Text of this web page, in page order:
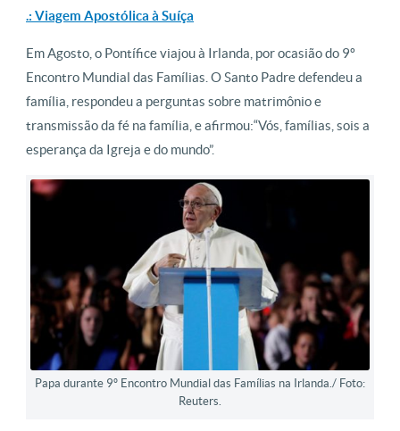
.: Viagem Apostólica à Suíça
Em Agosto, o Pontífice viajou à Irlanda, por ocasião do 9º
Encontro Mundial das Famílias. O Santo Padre defendeu a
família, respondeu a perguntas sobre matrimônio e
transmissão da fé na família, e afirmou:“Vós, famílias, sois a
esperança da Igreja e do mundo”.
Papa durante 9º Encontro Mundial das Famílias na Irlanda./ Foto:
Reuters.